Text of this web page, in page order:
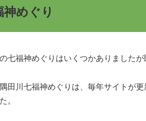
神めぐり
七福神めぐりはいくつかありましたが
田川七福神めぐりは、毎年サイトが
。